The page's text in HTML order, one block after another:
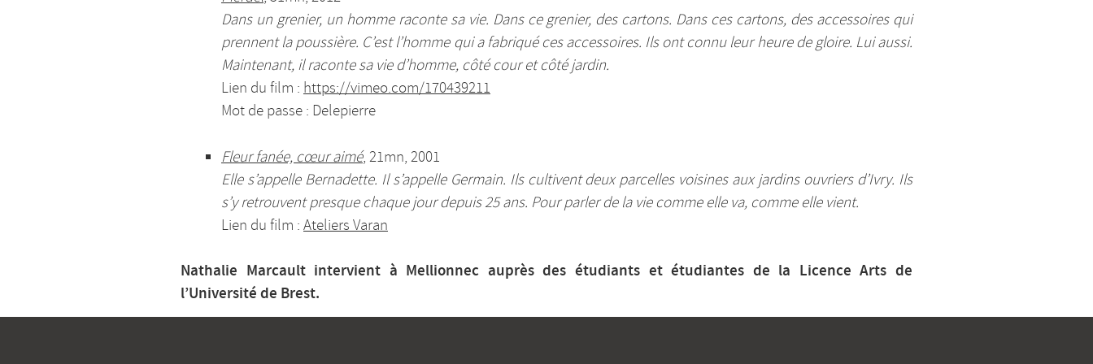
Dans un grenier, un homme raconte sa vie. Dans ce grenier, des cartons. Dans ces cartons, des accessoires qui
prennent la poussière. C’est l’homme qui a fabriqué ces accessoires. Ils ont connu leur heure de gloire. Lui aussi.
Maintenant, il raconte sa vie d’homme, côté cour et côté jardin.
Lien du film : https://vimeo.com/170439211
Mot de passe : Delepierre
Fleur fanée, cœur aimé, 21mn, 2001
Elle s’appelle Bernadette. Il s’appelle Germain. Ils cultivent deux parcelles voisines aux jardins ouvriers d’Ivry. Ils
s’y retrouvent presque chaque jour depuis 25 ans. Pour parler de la vie comme elle va, comme elle vient.
Lien du film : Ateliers Varan
Nathalie Marcault intervient à Mellionnec auprès des étudiants et étudiantes de la Licence Arts de
l’Université de Brest.